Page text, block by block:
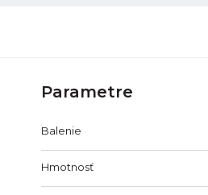
Parametre
Balenie
Hmotnosť